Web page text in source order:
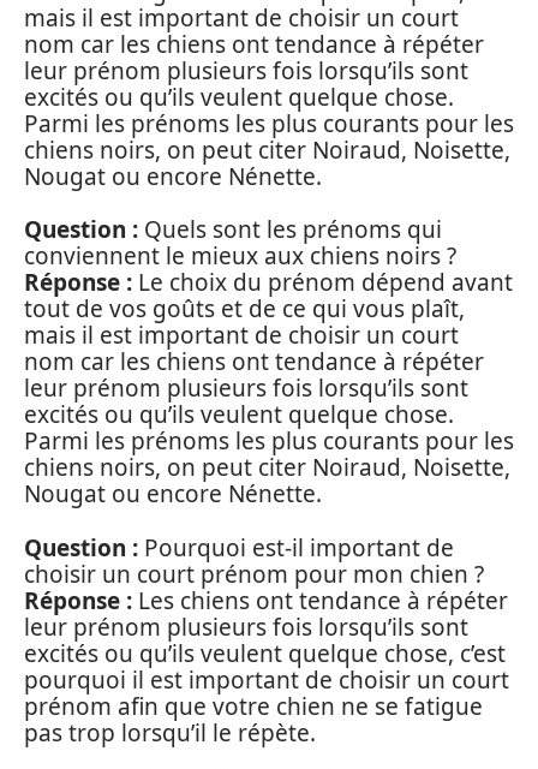
mais il est important de choisir un court
nom car les chiens ont tendance à répéter
leur prénom plusieurs fois lorsqu’ils sont
excités ou qu’ils veulent quelque chose.
Parmi les prénoms les plus courants pour les
chiens noirs, on peut citer Noiraud, Noisette,
Nougat ou encore Nénette.
Question : Quels sont les prénoms qui
conviennent le mieux aux chiens noirs ?
Réponse : Le choix du prénom dépend avant
tout de vos goûts et de ce qui vous plaît,
mais il est important de choisir un court
nom car les chiens ont tendance à répéter
leur prénom plusieurs fois lorsqu’ils sont
excités ou qu’ils veulent quelque chose.
Parmi les prénoms les plus courants pour les
chiens noirs, on peut citer Noiraud, Noisette,
Nougat ou encore Nénette.
Question : Pourquoi est-il important de
choisir un court prénom pour mon chien ?
Réponse : Les chiens ont tendance à répéter
leur prénom plusieurs fois lorsqu’ils sont
excités ou qu’ils veulent quelque chose, c’est
pourquoi il est important de choisir un court
prénom afin que votre chien ne se fatigue
pas trop lorsqu’il le répète.